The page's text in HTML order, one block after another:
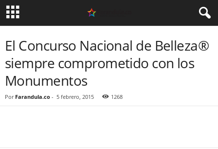
El Concurso Nacional de Belleza®
siempre comprometido con los
Monumentos
Por Farandula.co - 5 febrero, 2015 1268